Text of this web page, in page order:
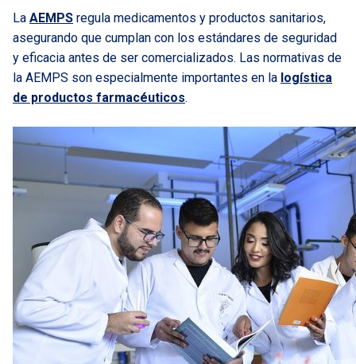
La AEMPS regula medicamentos y productos sanitarios,
asegurando que cumplan con los estándares de seguridad
y eficacia antes de ser comercializados. Las normativas de
la AEMPS son especialmente importantes en la logística
de productos farmacéuticos.